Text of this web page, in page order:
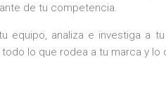
de tu competencia.
analiza e investiga a
lo que rodea a tu marca y lo